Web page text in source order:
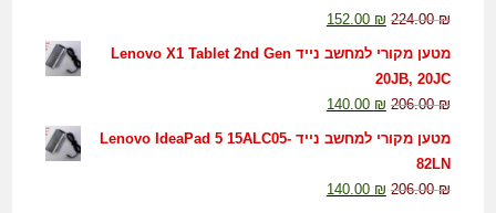
224.00₪
152.00 ₪
מטען מקורי למחשב נייד Lenovo X1 Tablet 2nd Gen
20JB, 20JC
206.00₪
140.00 ₪
מטען מקורי למחשב נייד Lenovo IdeaPad 5 15ALC05-
82LN
206.00₪
140.00 ₪